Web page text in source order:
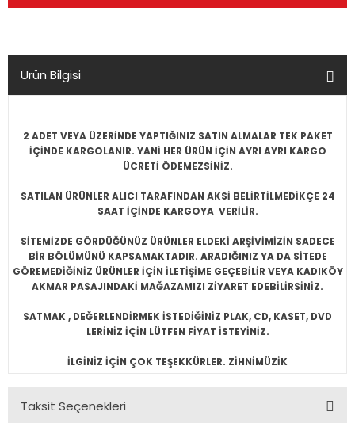
Ürün Bilgisi
2 ADET VEYA ÜZERİNDE YAPTIĞINIZ SATIN ALMALAR TEK PAKET
İÇİNDE KARGOLANIR. YANİ HER ÜRÜN İÇİN AYRI AYRI KARGO
ÜCRETİ ÖDEMEZSİNİZ.
SATILAN ÜRÜNLER ALICI TARAFINDAN AKSİ BELİRTİLMEDİKÇE 24
SAAT İÇİNDE KARGOYA VERİLİR.
SİTEMİZDE GÖRDÜĞÜNÜZ ÜRÜNLER ELDEKİ ARŞİVİMİZİN SADECE
BİR BÖLÜMÜNÜ KAPSAMAKTADIR. ARADIĞINIZ YA DA SİTEDE
GÖREMEDİĞİNİZ ÜRÜNLER İÇİN İLETİŞİME GEÇEBİLİR VEYA KADIKÖY
AKMAR PASAJINDAKİ MAĞAZAMIZI ZİYARET EDEBİLİRSİNİZ.
SATMAK , DEĞERLENDİRMEK İSTEDİĞİNİZ PLAK, CD, KASET, DVD
LERİNİZ İÇİN LÜTFEN FİYAT İSTEYİNİZ.
İLGİNİZ İÇİN ÇOK TEŞEKKÜRLER. ZİHNİMÜZİK
Taksit Seçenekleri